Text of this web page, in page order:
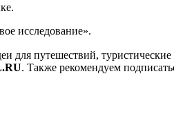
исследование».
для путешествий,
. Также рекомендуем